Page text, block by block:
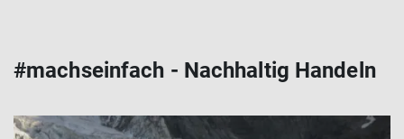
#machseinfach - Nachhaltig Handeln